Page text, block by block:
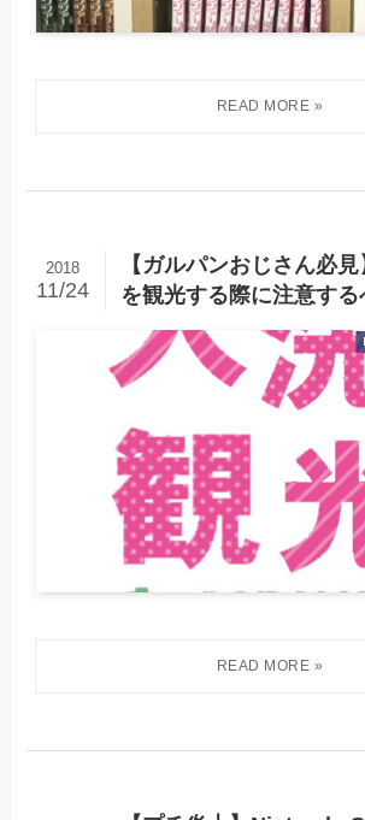
【ガルパンおじさん必
を観光する際に注意する
2018
11/24